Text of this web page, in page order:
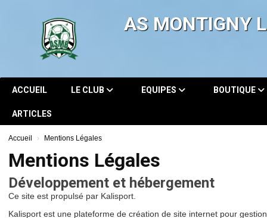
AS MONTIGNY
ACCUEIL LE CLUB EQUIPES BOUTIQUE
ARTICLES
Accueil Mentions Légales
Mentions Légales
Développement et hébergement
Ce site est propulsé par Kalisport.
Kalisport est une plateforme de création de site internet pour